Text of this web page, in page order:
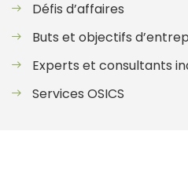
Défis d’affaires
Buts et objectifs
Experts et consultants
Services OSICS